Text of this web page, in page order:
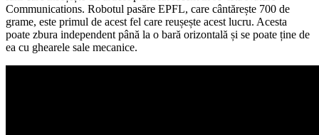
Communications. Robotul pasăre EPFL, care cântărește 700 de
grame, este primul de acest fel care reușește acest lucru. Acesta
poate zbura independent până la o bară orizontală și se poate ține de
ea cu ghearele sale mecanice.